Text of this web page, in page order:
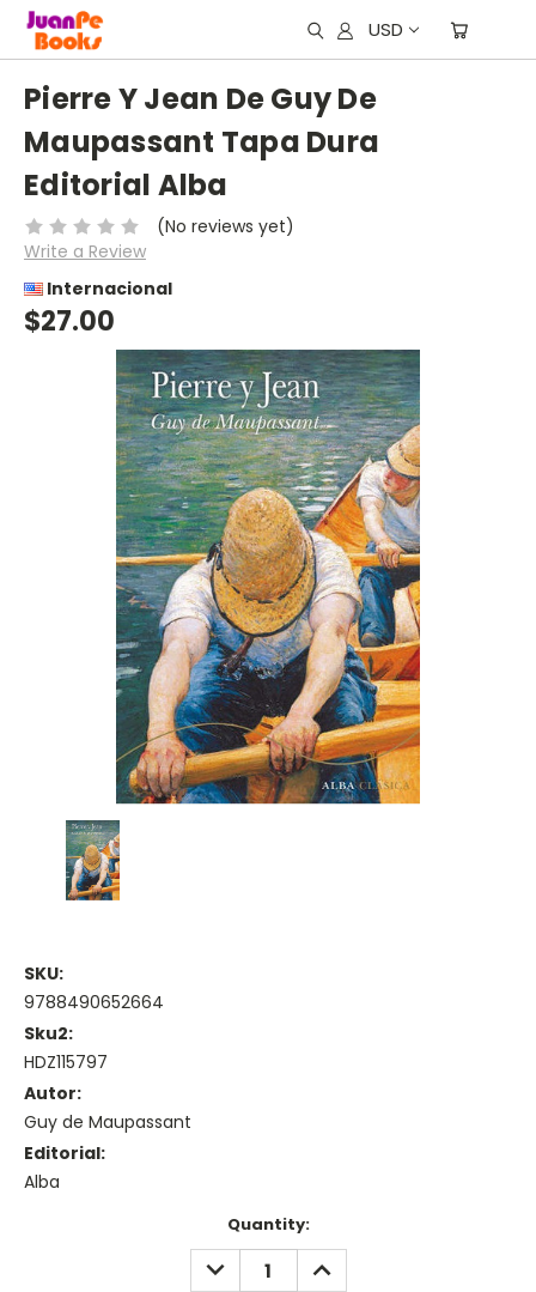
USD
Pierre Y Jean De Guy De
Maupassant Tapa Dura
Editorial Alba
(No reviews yet)
Write a Review
Internacional
$27.00
SKU:
9788490652664
Sku2:
HDZ115797
Autor:
Guy de Maupassant
Editorial:
Alba
Quantity:
DECREASE
QUANTITY:
INCREASE
QUANTITY: